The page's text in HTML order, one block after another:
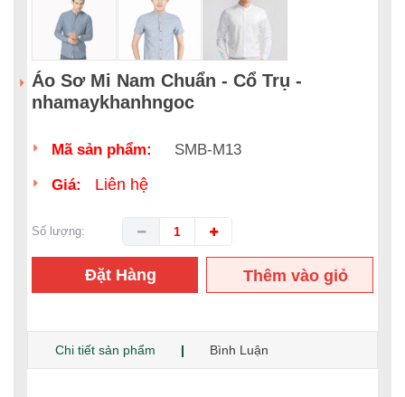
Áo Sơ Mi Nam Chuẩn - Cổ Trụ -
nhamaykhanhngoc
Mã sản phẩm: SMB-M13
Giá: Liên hệ
Số lượng:
Đặt Hàng
Thêm vào giỏ
Chi tiết sản phẩm Bình Luận